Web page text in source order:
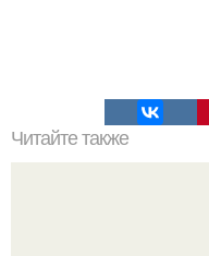
Читайте также